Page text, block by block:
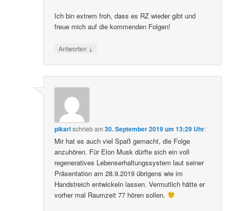
Ich bin extrem froh, dass es RZ wieder gibt und
freue mich auf die kommenden Folgen!
Antworten ↓
pikarlschriebam30. September 2019 um 13:29 Uhr:
Mir hat es auch viel Spaß gemacht, die Folge
anzuhören. Für Elon Musk dürfte sich ein voll
regeneratives Lebenserhaltungssystem laut seiner
Präsentation am 28.9.2019 übrigens wie im
Handstreich entwickeln lassen. Vermutlich hätte er
vorher mal Raumzeit 77 hören sollen.